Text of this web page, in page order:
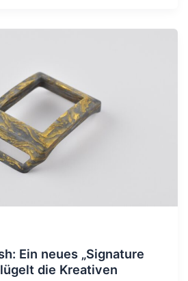
Ein neues „Signature
die Kreativen